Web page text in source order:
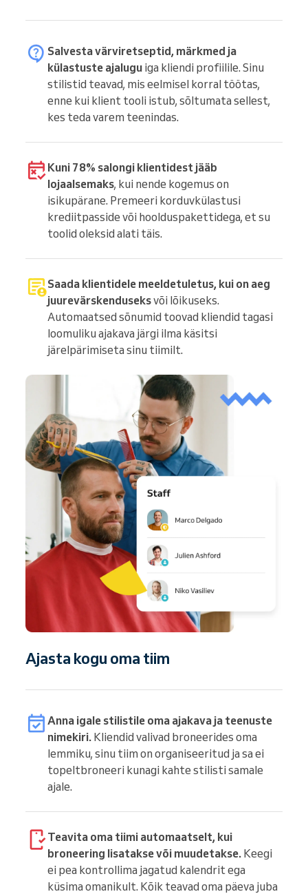
Salvesta värviretseptid, märkmed ja
külastuste ajalugu iga kliendi profiilile. Sinu
stilistid teavad, mis eelmisel korral töötas,
enne kui klient tooli istub, sõltumata sellest,
kes teda varem teenindas.
Kuni 78% salongi klientidest jääb
lojaalsemaks, kui nende kogemus on
isikupärane. Premeeri korduvkülastusi
krediitpasside või hoolduspakettidega, et su
toolid oleksid alati täis.
Saada klientidele meeldetuletus, kui on aeg
juurevärskenduseksvõi lõikuseks.
Automaatsed sõnumid toovad kliendid tagasi
loomuliku ajakava järgi ilma käsitsi
järelpärimiseta sinu tiimilt.
Ajasta kogu oma tiim
Anna igale stilistile oma ajakava ja teenuste
nimekiri. Kliendid valivad broneerides oma
lemmiku, sinu tiim on organiseeritud ja sa ei
topeltbroneeri kunagi kahte stilisti samale
ajale.
Teavita oma tiimi automaatselt, kui
broneering lisatakse või muudetakse. Keegi
ei pea kontrollima jagatud kalendrit ega
küsima omanikult. Kõik teavad oma päeva juba